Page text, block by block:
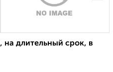
на длительный срок, в